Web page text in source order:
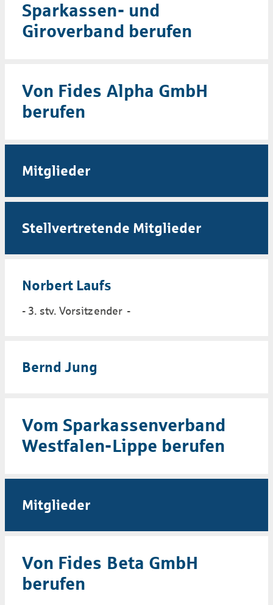
Sparkassen- und
Giroverband berufen
Von Fides Alpha GmbH
berufen
Mitglieder
Stellvertretende Mitglieder
Norbert Laufs
- 3. stv. Vorsitzender -
Bernd Jung
Vom Sparkassenverband
Westfalen-Lippe berufen
Mitglieder
Von Fides Beta GmbH
berufen